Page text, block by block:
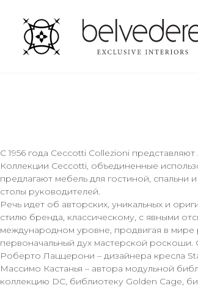
С 1956 года Ceccotti Collezioni
Коллекции Ceccotti, объединенные
предлагают мебель для гостиной, спальни
столы руководителей.
Речь идет об авторских, уникальных и
стилю бренда, классическому, с явными
международном уровне, продвигая в мире
первоначальный дух мастерской роскоши.
Роберто Лаццерони – дизайнера кресла
Массимо Кастанья – автора модульной
коллекцию DC, библиотеку Golden Cage,